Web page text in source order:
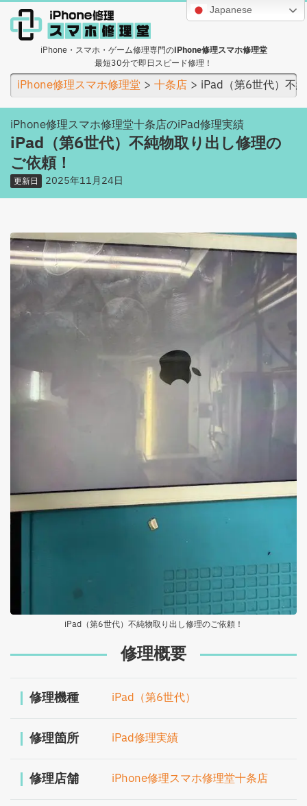
Japanese
iPhone・スマホ・ゲーム修理専門のiPhone修理スマホ修理堂
最短30分で即日スピード修理！
iPhone修理スマホ修理堂 十条店 iPad（第6世代）不
iPhone修理スマホ修理堂十条店のiPad修理実績
iPad（第6世代）不純物取り出し修理の
ご依頼！
更新日 2025年11月24日
iPad（第6世代）不純物取り出し修理のご依頼！
修理概要
修理機種 iPad（第6世代）
修理箇所 iPad修理実績
修理店舗 iPhone修理スマホ修理堂十条店